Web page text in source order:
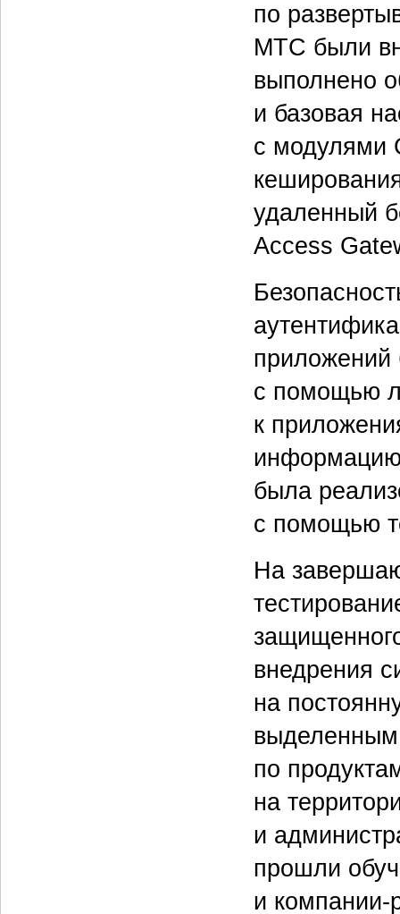
по
МТС были
выполнено
и базовая
с модулями
удаленный
Access
приложений
с помощью
к
была
с помощью
На
внедрения
на
по
на
и
прошли
и компании-